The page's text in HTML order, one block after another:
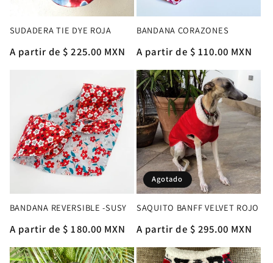
SUDADERA TIE DYE ROJA
Precio
A partir de $ 225.00 MXN
BANDANA CORAZONES
Precio
A partir de $ 110.00 MXN
BANDANA REVERSIBLE -SUSY
Precio
A partir de $ 180.00 MXN
Agotado
SAQUITO BANFF VELVET ROJO
Precio
A partir de $ 295.00 MXN